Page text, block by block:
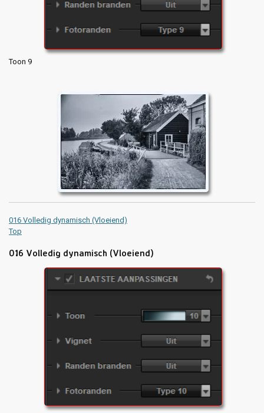
Toon 9
016 Volledig dynamisch (Vloeiend)
Top
016 Volledig dynamisch (Vloeiend)